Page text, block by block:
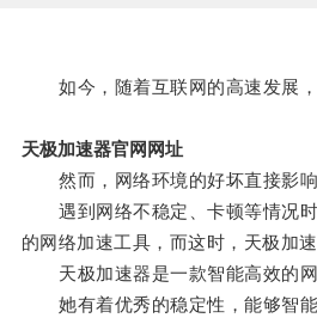
如今，随着互联网的高速发展，
天极加速器官网网址
然而，网络环境的好坏直接影响
遇到网络不稳定、卡顿等情况时
的网络加速工具，而这时，天极加
天极加速器是一款智能高效的网
她有着优秀的稳定性，能够智能